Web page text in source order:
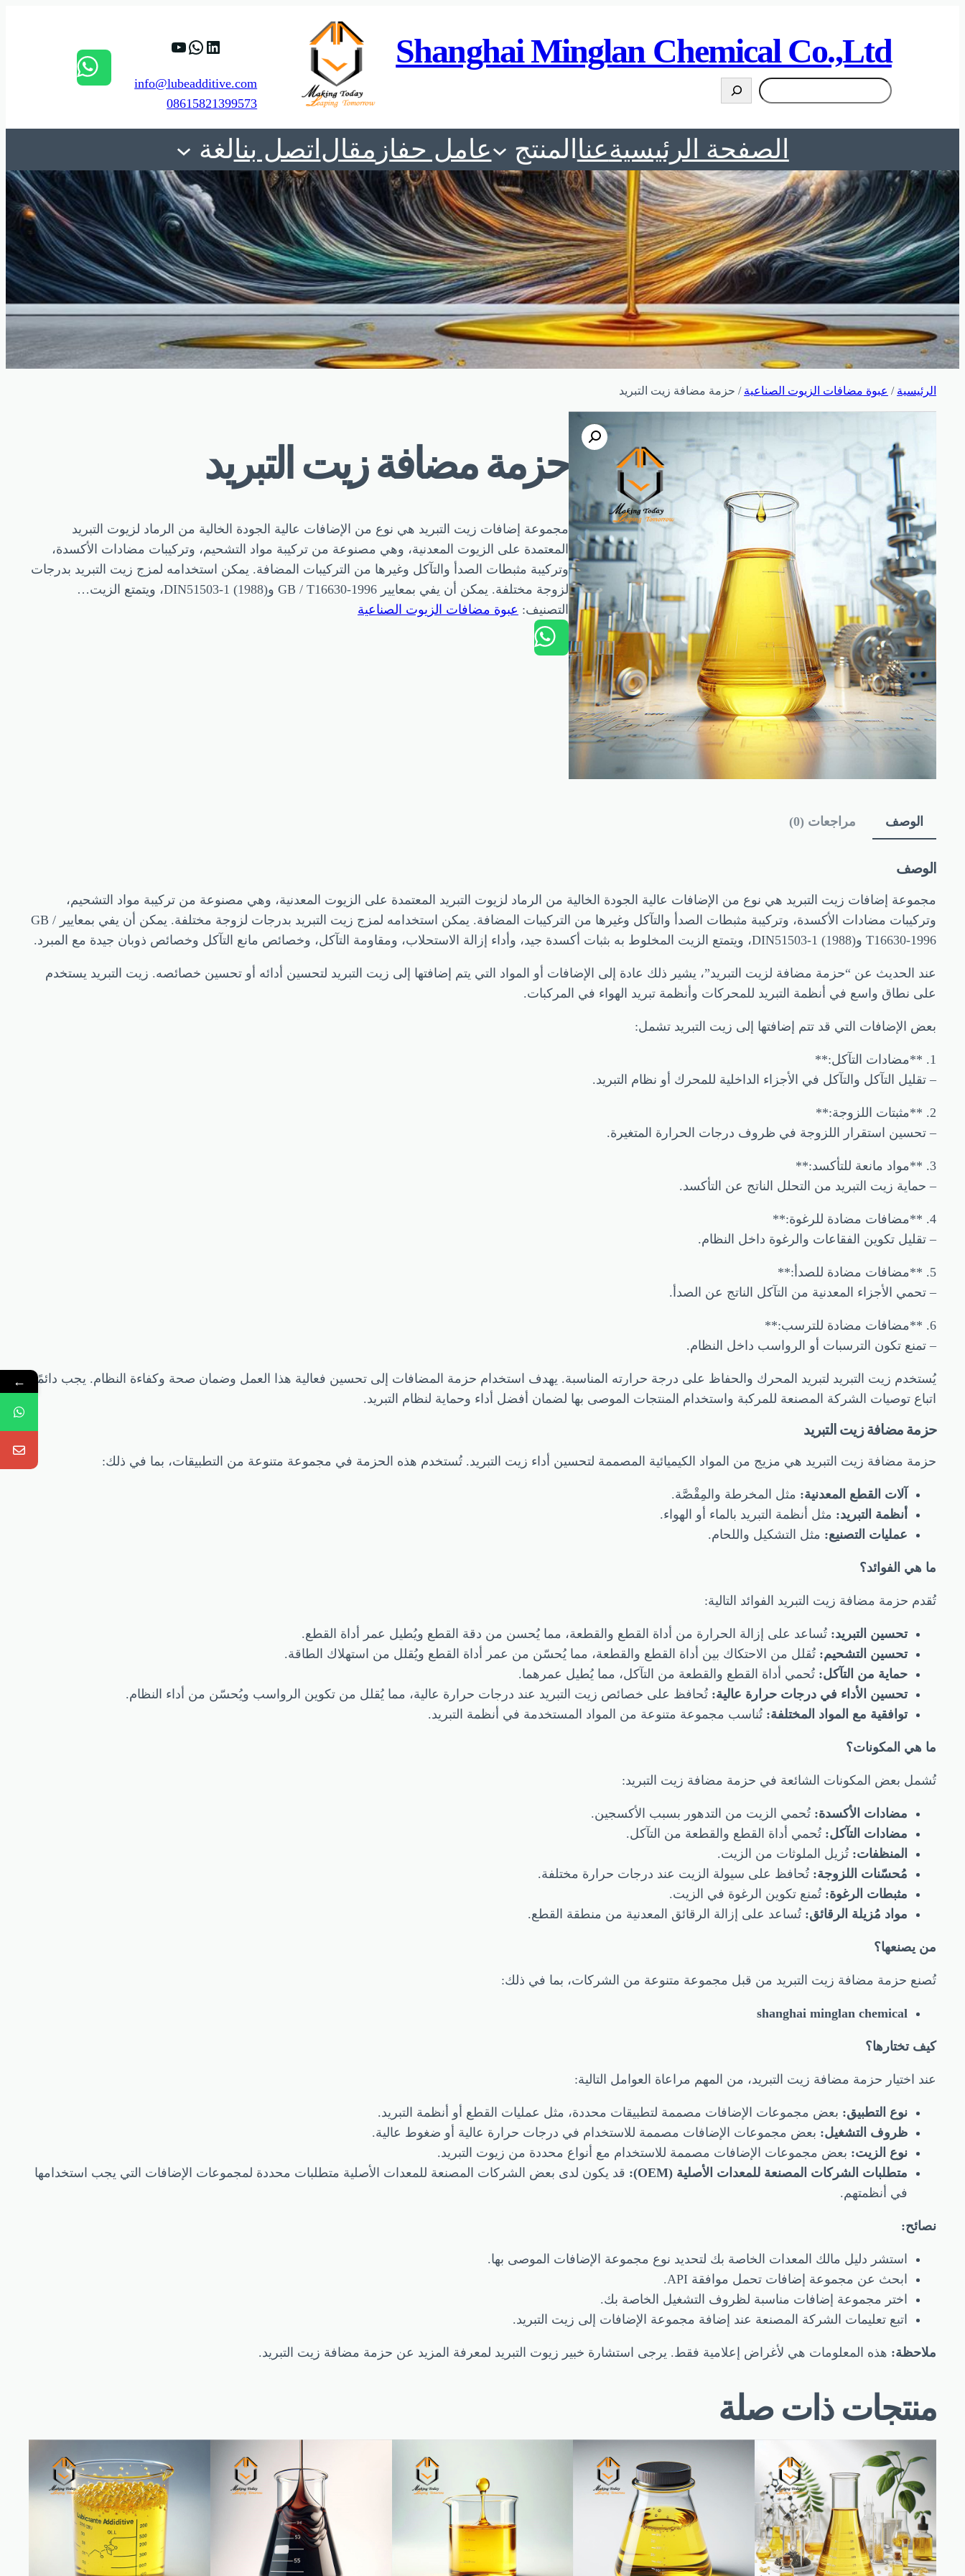
Shanghai Minglan Chemical Co.,Ltd
搜
索
https://www.linkedin.com/company/shanghai-minglan-chemical-co–ltd
info@lubeadditive.com
08615821399573
الصفحة الرئيسيةعنا المنتج عامل حفاز مقال اتصل بنالغة
الرئيسية / عبوة مضافات الزيوت الصناعية / حزمة مضافة زيت التبريد
حزمة مضافة زيت التبريد
مجموعة إضافات زيت التبريد هي نوع من الإضافات عالية الجودة الخالية من الرماد لزيوت التبريد
المعتمدة على الزيوت المعدنية، وهي مصنوعة من تركيبة مواد التشحيم، وتركيبات مضادات الأكسدة،
وتركيبة مثبطات الصدأ والتآكل وغيرها من التركيبات المضافة. يمكن استخدامه لمزج زيت التبريد بدرجات
لزوجة مختلفة. يمكن أن يفي بمعايير GB / T16630-1996 وDIN51503-1 (1988)، ويتمتع الزيت…
التصنيف: عبوة مضافات الزيوت الصناعية
الوصف مراجعات (0)
الوصف
مجموعة إضافات زيت التبريد هي نوع من الإضافات عالية الجودة الخالية من الرماد لزيوت التبريد المعتمدة على الزيوت المعدنية، وهي مصنوعة من تركيبة مواد التشحيم،
وتركيبات مضادات الأكسدة، وتركيبة مثبطات الصدأ والتآكل وغيرها من التركيبات المضافة. يمكن استخدامه لمزج زيت التبريد بدرجات لزوجة مختلفة. يمكن أن يفي بمعايير GB /
T16630-1996 وDIN51503-1 (1988)، ويتمتع الزيت المخلوط به بثبات أكسدة جيد، وأداء إزالة الاستحلاب، ومقاومة التآكل، وخصائص مانع التآكل وخصائص ذوبان جيدة مع المبرد.
عند الحديث عن “حزمة مضافة لزيت التبريد”، يشير ذلك عادة إلى الإضافات أو المواد التي يتم إضافتها إلى زيت التبريد لتحسين أدائه أو تحسين خصائصه. زيت التبريد يستخدم
على نطاق واسع في أنظمة التبريد للمحركات وأنظمة تبريد الهواء في المركبات.
بعض الإضافات التي قد تتم إضافتها إلى زيت التبريد تشمل:
1. **مضادات التآكل:**
– تقليل التآكل والتآكل في الأجزاء الداخلية للمحرك أو نظام التبريد.
2. **مثبتات اللزوجة:**
– تحسين استقرار اللزوجة في ظروف درجات الحرارة المتغيرة.
3. **مواد مانعة للتأكسد:**
– حماية زيت التبريد من التحلل الناتج عن التأكسد.
4. **مضافات مضادة للرغوة:**
– تقليل تكوين الفقاعات والرغوة داخل النظام.
5. **مضافات مضادة للصدأ:**
– تحمي الأجزاء المعدنية من التآكل الناتج عن الصدأ.
6. **مضافات مضادة للترسب:**
– تمنع تكون الترسبات أو الرواسب داخل النظام.
يُستخدم زيت التبريد لتبريد المحرك والحفاظ على درجة حرارته المناسبة. يهدف استخدام حزمة المضافات إلى تحسين فعالية هذا العمل وضمان صحة وكفاءة النظام. يجب دائمًا
اتباع توصيات الشركة المصنعة للمركبة واستخدام المنتجات الموصى بها لضمان أفضل أداء وحماية لنظام التبريد.
حزمة مضافة زيت التبريد
حزمة مضافة زيت التبريد هي مزيج من المواد الكيميائية المصممة لتحسين أداء زيت التبريد. تُستخدم هذه الحزمة في مجموعة متنوعة من التطبيقات، بما في ذلك:
آلات القطع المعدنية: مثل المخرطة والمِقْصَّة.
أنظمة التبريد: مثل أنظمة التبريد بالماء أو الهواء.
عمليات التصنيع: مثل التشكيل واللحام.
ما هي الفوائد؟
تُقدم حزمة مضافة زيت التبريد الفوائد التالية:
تحسين التبريد: تُساعد على إزالة الحرارة من أداة القطع والقطعة، مما يُحسن من دقة القطع ويُطيل عمر أداة القطع.
تحسين التشحيم: تُقلل من الاحتكاك بين أداة القطع والقطعة، مما يُحسّن من عمر أداة القطع ويُقلل من استهلاك الطاقة.
حماية من التآكل: تُحمي أداة القطع والقطعة من التآكل، مما يُطيل عمرهما.
تحسين الأداء في درجات حرارة عالية: تُحافظ على خصائص زيت التبريد عند درجات حرارة عالية، مما يُقلل من تكوين الرواسب ويُحسّن من أداء النظام.
توافقية مع المواد المختلفة: تُناسب مجموعة متنوعة من المواد المستخدمة في أنظمة التبريد.
ما هي المكونات؟
تُشمل بعض المكونات الشائعة في حزمة مضافة زيت التبريد:
مضادات الأكسدة: تُحمي الزيت من التدهور بسبب الأكسجين.
مضادات التآكل: تُحمي أداة القطع والقطعة من التآكل.
المنظفات: تُزيل الملوثات من الزيت.
مُحسّنات اللزوجة: تُحافظ على سيولة الزيت عند درجات حرارة مختلفة.
مثبطات الرغوة: تُمنع تكوين الرغوة في الزيت.
مواد مُزيلة الرقائق: تُساعد على إزالة الرقائق المعدنية من منطقة القطع.
من يصنعها؟
تُصنع حزمة مضافة زيت التبريد من قبل مجموعة متنوعة من الشركات، بما في ذلك:
shanghai minglan chemical
كيف تختارها؟
عند اختيار حزمة مضافة زيت التبريد، من المهم مراعاة العوامل التالية:
نوع التطبيق: بعض مجموعات الإضافات مصممة لتطبيقات محددة، مثل عمليات القطع أو أنظمة التبريد.
ظروف التشغيل: بعض مجموعات الإضافات مصممة للاستخدام في درجات حرارة عالية أو ضغوط عالية.
نوع الزيت: بعض مجموعات الإضافات مصممة للاستخدام مع أنواع محددة من زيوت التبريد.
متطلبات الشركات المصنعة للمعدات الأصلية (OEM):
قد يكون لدى بعض الشركات المصنعة للمعدات الأصلية متطلبات محددة لمجموعات الإضافات التي يجب استخدامها
في أنظمتهم.
نصائح:
استشر دليل مالك المعدات الخاصة بك لتحديد نوع مجموعة الإضافات الموصى بها.
ابحث عن مجموعة إضافات تحمل موافقة API.
اختر مجموعة إضافات مناسبة لظروف التشغيل الخاصة بك.
اتبع تعليمات الشركة المصنعة عند إضافة مجموعة الإضافات إلى زيت التبريد.
ملاحظة: هذه المعلومات هي لأغراض إعلامية فقط. يرجى استشارة خبير زيوت التبريد لمعرفة المزيد عن حزمة مضافة زيت التبريد.
منتجات ذات صلة
←